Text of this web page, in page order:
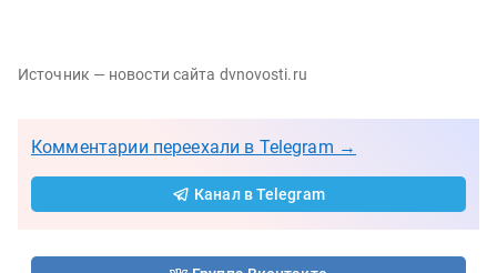
Источник — новости сайта dvnovosti.ru
Комментарии переехали в Telegram →
Канал в Telegram